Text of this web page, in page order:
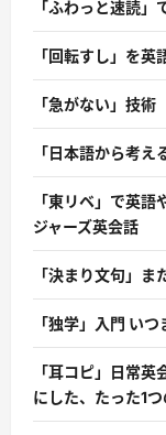
「ふわっと速読」
「回転すし」を英
「急がない」技術
「日本語から考
「東リベ」で英
ジャーズ英会話
「決まり文句」
「独学」入門 い
「耳コピ」日常
にした、たった1